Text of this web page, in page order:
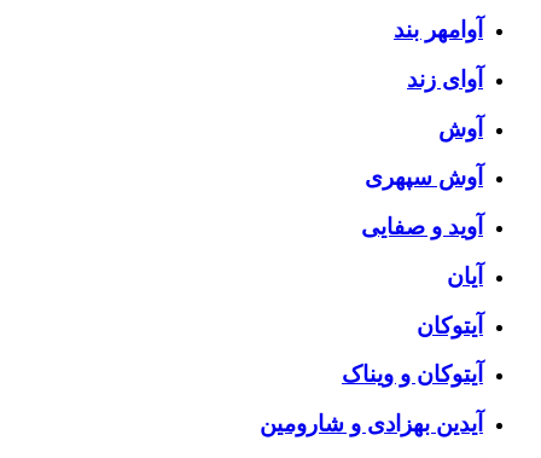
آوامهر بند
آوای زند
آوش
آوش سپهری
آوید و صفایی
آیان
آیتوکان
آیتوکان و ویناک
آیدین بهزادی و شارومین